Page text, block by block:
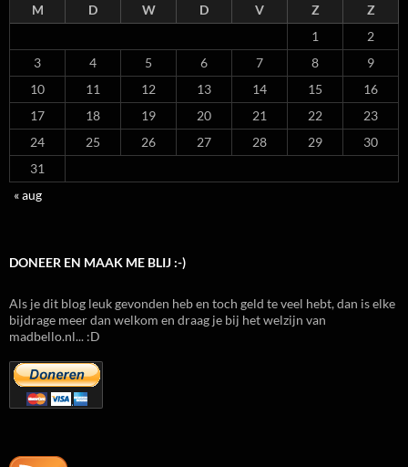
M D W D V Z
Z
1
2
3
4 5 6 7 8
9
10
11 12 13 14 15
16
17
18 19 20 21 22
23
24
25 26 27 28 29
30
31
« aug
DONEER EN MAAK ME BLIJ :-)
Als je dit blog leuk gevonden heb en toch geld te veel hebt, dan is elke
bijdrage meer dan welkom en draag je bij het welzijn van
madbello.nl... :D